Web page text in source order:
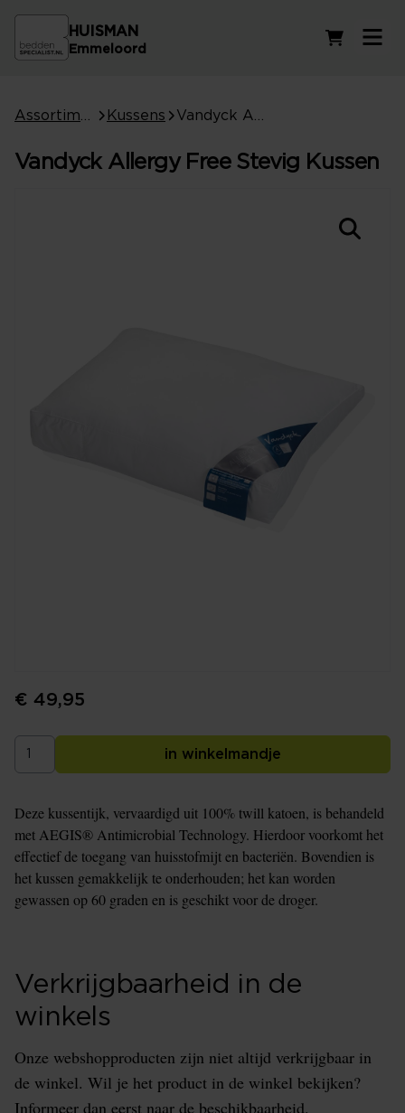
HUISMAN
Emmeloord
Kussens
Vandyck Allergy Free Stevig Kussen
€ 49,95
in winkelmandje
Deze kussentijk, vervaardigd uit 100% twill katoen, is behandeld
met AEGIS® Antimicrobial Technology. Hierdoor voorkomt het
effectief de toegang van huisstofmijt en bacteriën. Bovendien is
het kussen gemakkelijk te onderhouden; het kan worden
gewassen op 60 graden en is geschikt voor de droger.
Verkrijgbaarheid in de
winkels
Onze webshopproducten zijn niet altijd verkrijgbaar in
de winkel. Wil je het product in de winkel bekijken?
Informeer dan eerst naar de beschikbaarheid.